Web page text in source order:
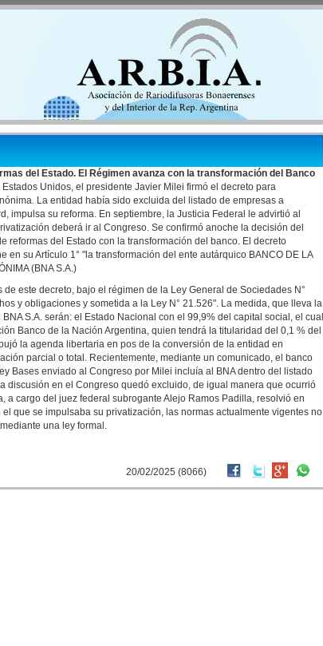
del Estado. El Régimen avanza con la transformación del Banco
Unidos, el presidente Javier Milei firmó el decreto para
La entidad había sido excluida del listado de empresas a
impulsa su reforma. En septiembre, la Justicia Federal le advirtió al
deberá ir al Congreso. Se confirmó anoche la decisión del
reformas del Estado con la transformación del banco. El decreto
en su Artículo 1° "la transformación del ente autárquico BANCO DE LA
(BNA S.A.)
este decreto, bajo el régimen de la Ley General de Sociedades N°
y obligaciones y sometida a la Ley N° 21.526". La medida, que lleva la
S.A. serán: el Estado Nacional con el 99,9% del capital social, el cual
Banco de la Nación Argentina, quien tendrá la titularidad del 0,1 % del
la agenda libertaria en pos de la conversión de la entidad en
parcial o total. Recientemente, mediante un comunicado, el banco
Bases enviado al Congreso por Milei incluía al BNA dentro del listado
discusión en el Congreso quedó excluido, de igual manera que ocurrió
a cargo del juez federal subrogante Alejo Ramos Padilla, resolvió en
que se impulsaba su privatización, las normas actualmente vigentes no
una ley formal.
20/02/2025 (8066)